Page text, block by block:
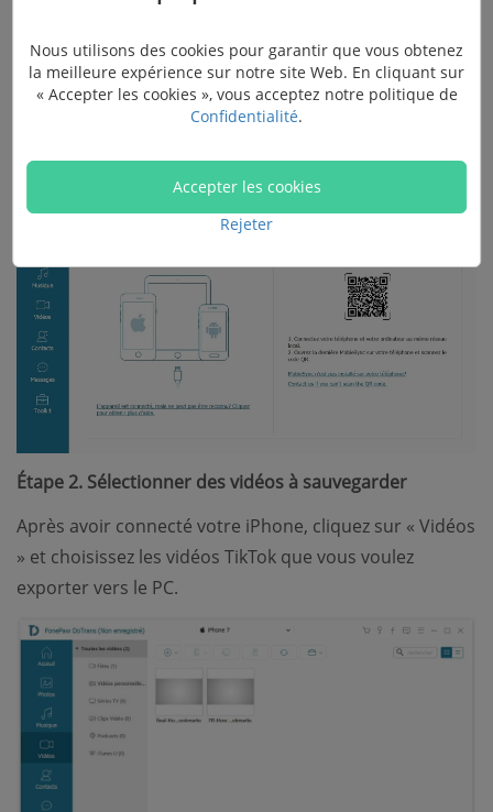
Étape 1. Connecter votre iPhone
Lancez FonePaw DoTrans sur votre PC, puis connectez
votre iPhone au PC via un câble USB. Vous verrez une
Étape 2. Sélectionner des vidéos à sauvegarder
Après avoir connecté votre iPhone, cliquez sur « Vidéos
» et choisissez les vidéos TikTok que vous voulez
exporter vers le PC.
Nous utilisons des cookies pour garantir que vous obtenez
la meilleure expérience sur notre site Web. En cliquant sur
« Accepter les cookies », vous acceptez notre politique de
Confidentialité.
Accepter les cookies
Rejeter